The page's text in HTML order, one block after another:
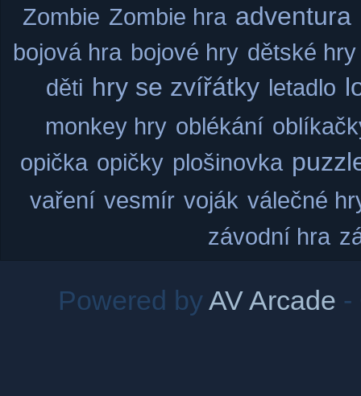
Zombie Zombie hra adventura
bojová hra bojové hry dětské hry
děti hry se zvířátky letadlo
monkey hry oblékání
opička opičky plošinovka
vaření vesmír voják válečné
závodní hra
Powered byAV Arcade -